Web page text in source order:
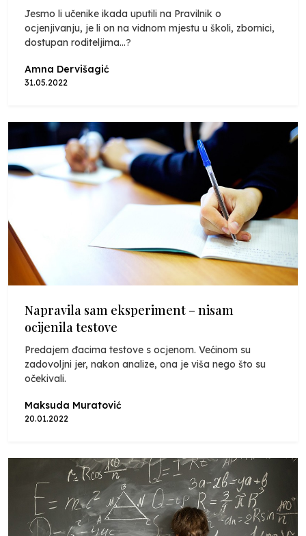
Jesmo li učenike ikada uputili na Pravilnik o
ocjenjivanju, je li on na vidnom mjestu u školi, zbornici,
dostupan roditeljima...?
Amna Dervišagić
31.05.2022
Napravila sam eksperiment – nisam
ocijenila testove
Predajem đacima testove s ocjenom. Većinom su
zadovoljni jer, nakon analize, ona je viša nego što su
očekivali.
Maksuda Muratović
20.01.2022